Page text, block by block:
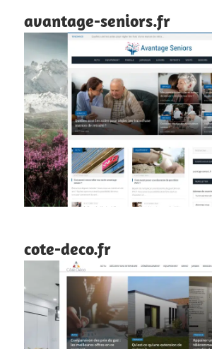
avantage-seniors.fr
cote-deco.fr